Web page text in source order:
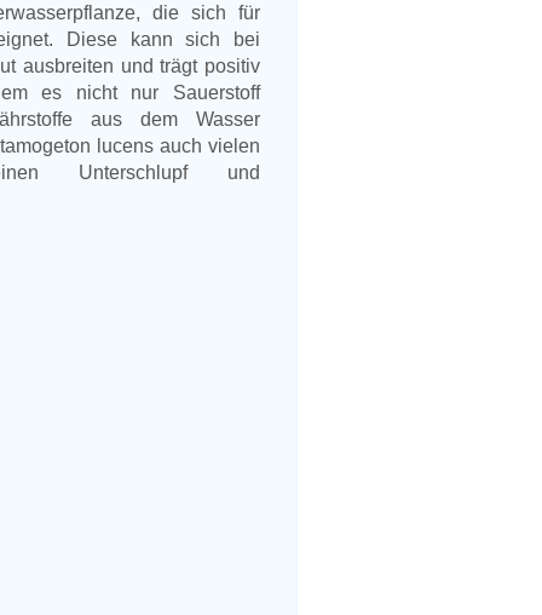
die sich für
Diese kann sich bei
ausbreiten und trägt positiv
es nicht nur Sauerstoff
aus dem Wasser
lucens auch vielen
Unterschlupf und